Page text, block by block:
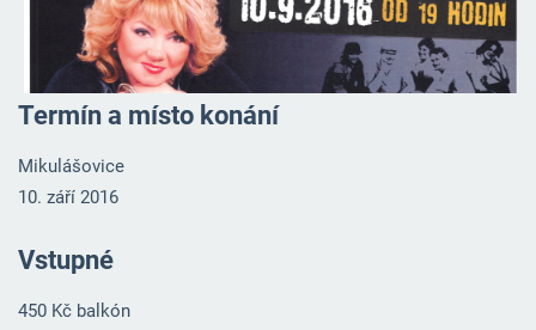
Termín a místo konání
Mikulášovice
10. září 2016
Vstupné
450 Kč balkón